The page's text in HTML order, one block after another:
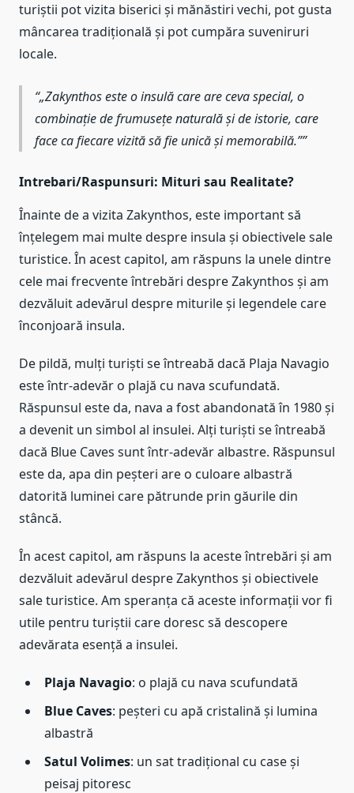
turiștii pot vizita biserici și mănăstiri vechi, pot gusta
mâncarea tradițională și pot cumpăra suveniruri
locale.
„Zakynthos este o insulă care are ceva special, o
combinație de frumusețe naturală și de istorie, care
face ca fiecare vizită să fie unică și memorabilă.”
Intrebari/Raspunsuri: Mituri sau Realitate?
Înainte de a vizita Zakynthos, este important să
înțelegem mai multe despre insula și obiectivele sale
turistice. În acest capitol, am răspuns la unele dintre
cele mai frecvente întrebări despre Zakynthos și am
dezvăluit adevărul despre miturile și legendele care
înconjoară insula.
De pildă, mulți turiști se întreabă dacă Plaja Navagio
este într-adevăr o plajă cu nava scufundată.
Răspunsul este da, nava a fost abandonată în 1980 și
a devenit un simbol al insulei. Alți turiști se întreabă
dacă Blue Caves sunt într-adevăr albastre. Răspunsul
este da, apa din peșteri are o culoare albastră
datorită luminei care pătrunde prin găurile din
stâncă.
În acest capitol, am răspuns la aceste întrebări și am
dezvăluit adevărul despre Zakynthos și obiectivele
sale turistice. Am speranța că aceste informații vor fi
utile pentru turiștii care doresc să descopere
adevărata esență a insulei.
Plaja Navagio: o plajă cu nava scufundată
Blue Caves: peșteri cu apă cristalină și lumina
albastră
Satul Volimes: un sat tradițional cu case și
peisaj pitoresc